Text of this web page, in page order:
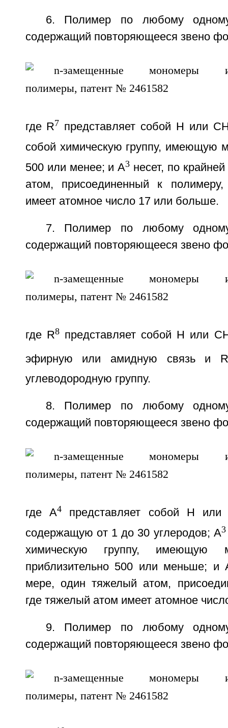
6. Полимер по любому
содержащий повторяющееся звено
где R7 представляет собой Н или
собой химическую группу, имеющую
500 или менее; и А3 несет, по
атом, присоединенный к
имеет атомное число 17 или больше.
7. Полимер по любому
содержащий повторяющееся звено
где R8представляет собой H или
эфирную или амидную связь и R
углеводородную группу.
8. Полимер по любому
содержащий повторяющееся звено
где А4представляет собой Н или
содержащую от 1 до 30 углеродов; А3
химическую группу, имеющую
приблизительно 500 или меньше; и
мере, один тяжелый атом,
где тяжелый атом имеет атомное
9. Полимер по любому
содержащий повторяющееся звено